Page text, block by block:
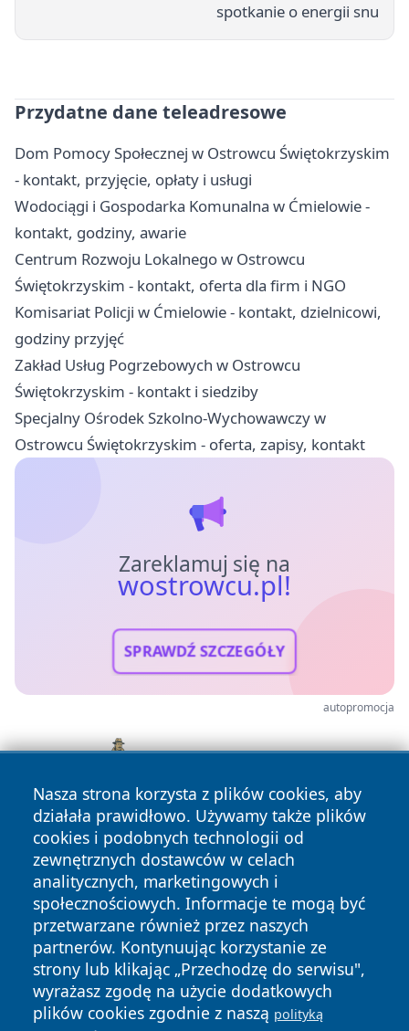
spotkanie o energii snu
Przydatne dane teleadresowe
Dom Pomocy Społecznej w Ostrowcu Świętokrzyskim
- kontakt, przyjęcie, opłaty i usługi
Wodociągi i Gospodarka Komunalna w Ćmielowie -
kontakt, godziny, awarie
Centrum Rozwoju Lokalnego w Ostrowcu
Świętokrzyskim - kontakt, oferta dla firm i NGO
Komisariat Policji w Ćmielowie - kontakt, dzielnicowi,
godziny przyjęć
Zakład Usług Pogrzebowych w Ostrowcu
Świętokrzyskim - kontakt i siedziby
Specjalny Ośrodek Szkolno-Wychowawczy w
Ostrowcu Świętokrzyskim - oferta, zapisy, kontakt
Zareklamuj się na
wostrowcu.pl!
SPRAWDŹ SZCZEGÓŁY
autopromocja
Nasza strona korzysta z plików cookies, aby
działała prawidłowo. Używamy także plików
cookies i podobnych technologii od
zewnętrznych dostawców w celach
analitycznych, marketingowych i
społecznościowych. Informacje te mogą być
przetwarzane również przez naszych
partnerów. Kontynuując korzystanie ze
strony lub klikając „Przechodzę do serwisu",
wyrażasz zgodę na użycie dodatkowych
plików cookies zgodnie z naszą polityką
Copyright © 2026 wostrowcu.pl Wszystkie prawa zastrzeżone.
Polityka Polityka